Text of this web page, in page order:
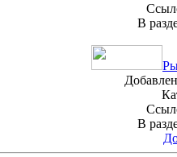
В
В